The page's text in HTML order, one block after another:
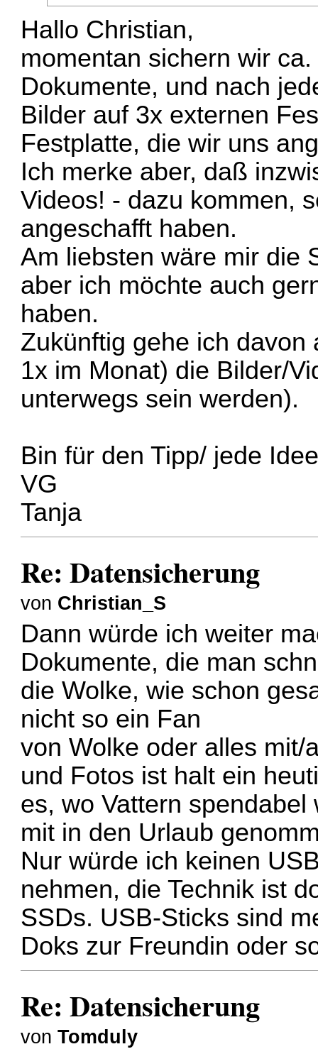
Hallo Christian,
momentan sichern wir
Dokumente, und nach
Bilder auf 3x externen
Festplatte, die wir uns
Ich merke aber, daß
Videos! - dazu kommen,
angeschafft haben.
Am liebsten wäre mir die
aber ich möchte auch
haben.
Zukünftig gehe ich
1x im Monat) die Bilder/
unterwegs sein werden).
Bin für den Tipp/ jede
VG
Tanja
Re: Datensicherung
von Christian_S
Dann würde ich weiter
Dokumente, die man
die Wolke, wie schon
nicht so ein Fan
von Wolke oder alles mit/
und Fotos ist halt ein
es, wo Vattern
mit in den Urlaub
Nur würde ich keinen
nehmen, die Technik ist
SSDs. USB-Sticks sind
Doks zur Freundin oder
Re: Datensicherung
vonTomduly